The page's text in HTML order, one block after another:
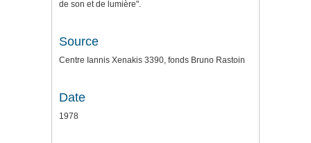
de son et de lumière".
Source
Centre Iannis Xenakis 3390, fonds Bruno Rastoin
Date
1978